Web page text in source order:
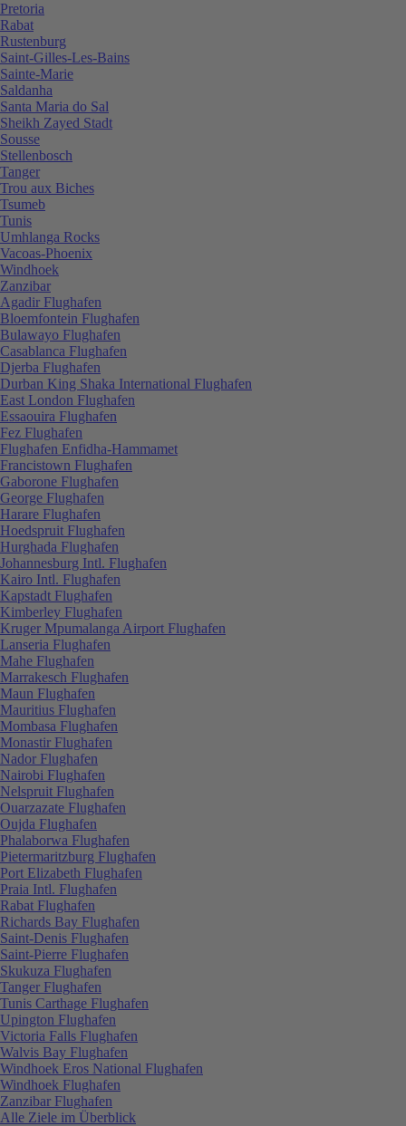
Pretoria
Rabat
Rustenburg
Saint-Gilles-Les-Bains
Sainte-Marie
Saldanha
Santa Maria do Sal
Sheikh Zayed Stadt
Sousse
Stellenbosch
Tanger
Trou aux Biches
Tsumeb
Tunis
Umhlanga Rocks
Vacoas-Phoenix
Windhoek
Zanzibar
Agadir Flughafen
Bloemfontein Flughafen
Bulawayo Flughafen
Casablanca Flughafen
Djerba Flughafen
Durban King Shaka International Flughafen
East London Flughafen
Essaouira Flughafen
Fez Flughafen
Flughafen Enfidha-Hammamet
Francistown Flughafen
Gaborone Flughafen
George Flughafen
Harare Flughafen
Hoedspruit Flughafen
Hurghada Flughafen
Johannesburg Intl. Flughafen
Kairo Intl. Flughafen
Kapstadt Flughafen
Kimberley Flughafen
Kruger Mpumalanga Airport Flughafen
Lanseria Flughafen
Mahe Flughafen
Marrakesch Flughafen
Maun Flughafen
Mauritius Flughafen
Mombasa Flughafen
Monastir Flughafen
Nador Flughafen
Nairobi Flughafen
Nelspruit Flughafen
Ouarzazate Flughafen
Oujda Flughafen
Phalaborwa Flughafen
Pietermaritzburg Flughafen
Port Elizabeth Flughafen
Praia Intl. Flughafen
Rabat Flughafen
Richards Bay Flughafen
Saint-Denis Flughafen
Saint-Pierre Flughafen
Skukuza Flughafen
Tanger Flughafen
Tunis Carthage Flughafen
Upington Flughafen
Victoria Falls Flughafen
Walvis Bay Flughafen
Windhoek Eros National Flughafen
Windhoek Flughafen
Zanzibar Flughafen
Alle Ziele im Überblick